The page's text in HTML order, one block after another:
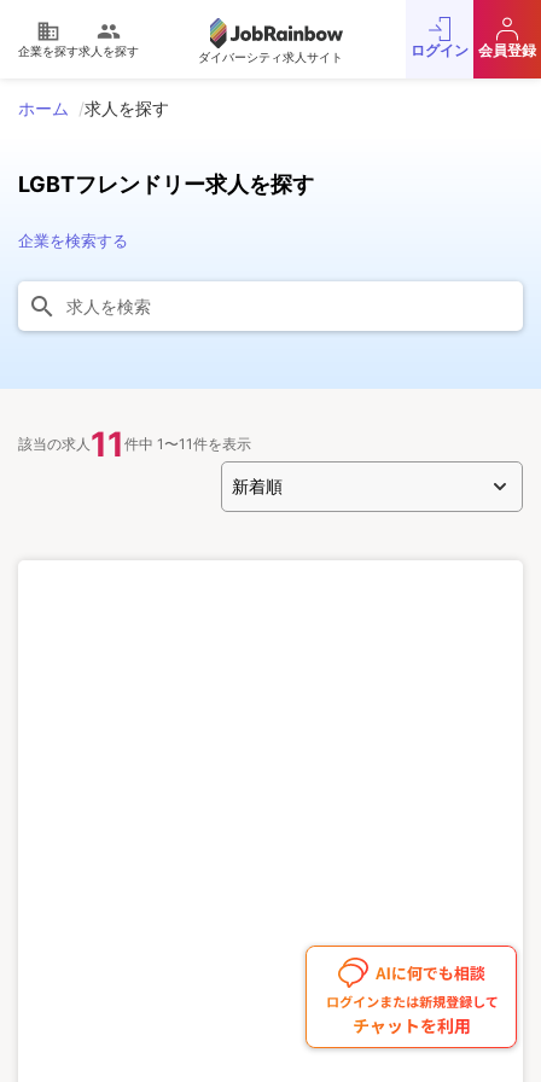
domain
企業を探す
people
求人を探す ダイバーシティ求人サイト ログイン 会員登録
ホーム 求人を探す
LGBTフレンドリー求人を探す
企業を検索する
該当の求人 11 件中 1〜11件を表示